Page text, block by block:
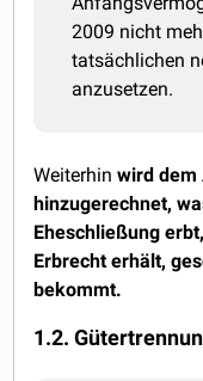
2009 nicht
tatsächlichen
anzusetzen.
Weiterhinwird dem
hinzugerechnet,
Eheschließung
Erbrecht erhält,
bekommt.
1.2.